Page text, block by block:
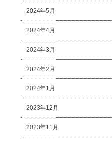
2024年5月
2024年4月
2024年3月
2024年2月
2024年1月
2023年12月
2023年11月